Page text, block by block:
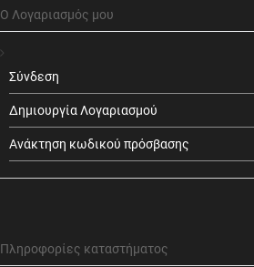
Ο Λογαριασμός μου
Σύνδεση
Δημιουργία Λογαριασμού
Ανάκτηση κωδικού πρόσβασης
Πληροφορίες καταστήματος